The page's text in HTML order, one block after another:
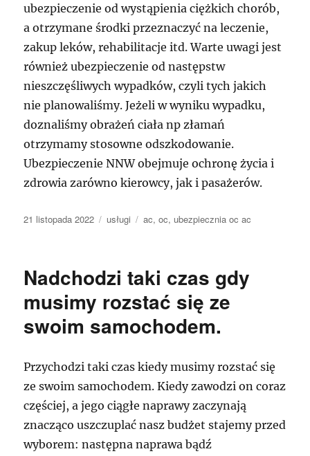
ubezpieczenie od wystąpienia ciężkich chorób,
a otrzymane środki przeznaczyć na leczenie,
zakup leków, rehabilitacje itd. Warte uwagi jest
również ubezpieczenie od następstw
nieszczęśliwych wypadków, czyli tych jakich
nie planowaliśmy. Jeżeli w wyniku wypadku,
doznaliśmy obrażeń ciała np złamań
otrzymamy stosowne odszkodowanie.
Ubezpieczenie NNW obejmuje ochronę życia i
zdrowia zarówno kierowcy, jak i pasażerów.
Data
21 listopada 2022 Kategorie
usługi Tagi
ac,oc, ubezpiecznia oc ac
Nadchodzi taki czas gdy
musimy rozstać się ze
swoim samochodem.
Przychodzi taki czas kiedy musimy rozstać się
ze swoim samochodem. Kiedy zawodzi on coraz
częściej, a jego ciągłe naprawy zaczynają
znacząco uszczuplać nasz budżet stajemy przed
wyborem: następna naprawa bądź